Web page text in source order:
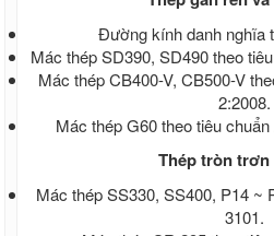
Ống thép đúc tại TPHCM
Thép tròn đặc - Thép vuông đặc
Thép Hòa Phát
Thép Hoa Sen
Thép Dana Ý
Thép VSC - POSCO
Thép POMINA
Thép TISCO
Đường kính danh nghĩa
Mác thép SD390, SD490 theo
Mác thép CB400-V, CB500-V
2:2008.
Mác thép G60 theo tiêu
Thép tròn trơn
Mác thép SS330, SS400, P14 ~
3101.